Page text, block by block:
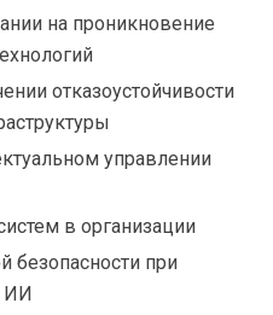
на проникновение
отказоустойчивости
управлении
в организации
безопасности при
ИИ